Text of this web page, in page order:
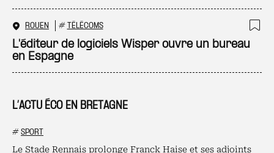
L’ACTU ÉCO EN BRETAGNE
# SPORT
Le Stade Rennais prolonge Franck Haise et ses adjoints
ROUEN # TÉLÉCOMS
L'éditeur de logiciels Wisper ouvre un bureau
en Espagne